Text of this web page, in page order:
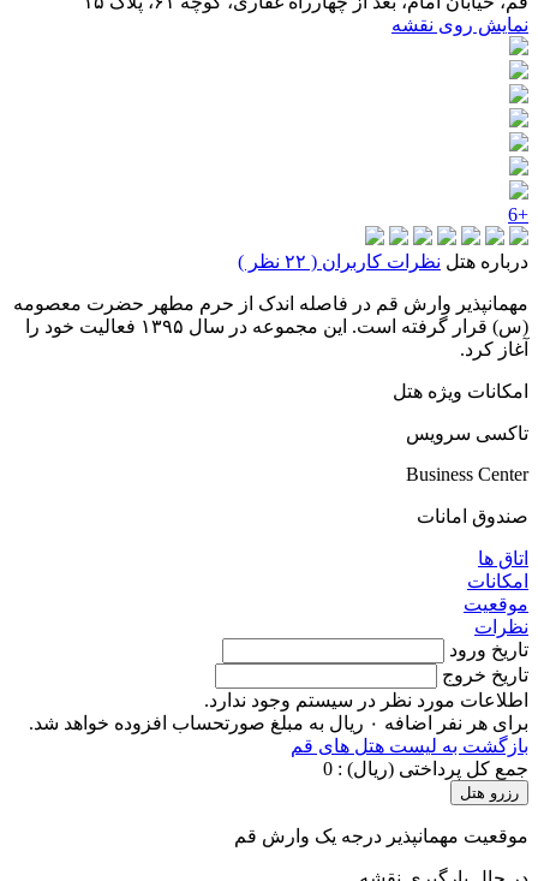
نمایش روی نقشه
+6
درباره هتل نظرات کاربران ( ۲۲ نظر )
مهمانپذیر وارش قم در فاصله اندک از حرم مطهر حضرت معصومه
(س) قرار گرفته است. این مجموعه در سال ۱۳۹۵ فعالیت خود را
آغاز کرد.
امکانات ویژه هتل
تاکسی سرویس
Business Center
صندوق امانات
اتاق ها
امکانات
موقعیت
نظرات
تاریخ ورود
تاریخ خروج
اطلاعات مورد نظر در سیستم وجود ندارد.
برای هر نفر اضافه ۰ ریال به مبلغ صورتحساب افزوده خواهد شد.
بازگشت به لیست هتل های قم
جمع کل پرداختی (ریال) : 0
رزرو هتل
موقعیت مهمانپذیر درجه یک وارش قم